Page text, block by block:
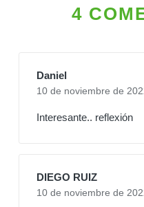
4
Daniel
10 de noviembre de
Interesante.. reflexión
DIEGO RUIZ
10 de noviembre de